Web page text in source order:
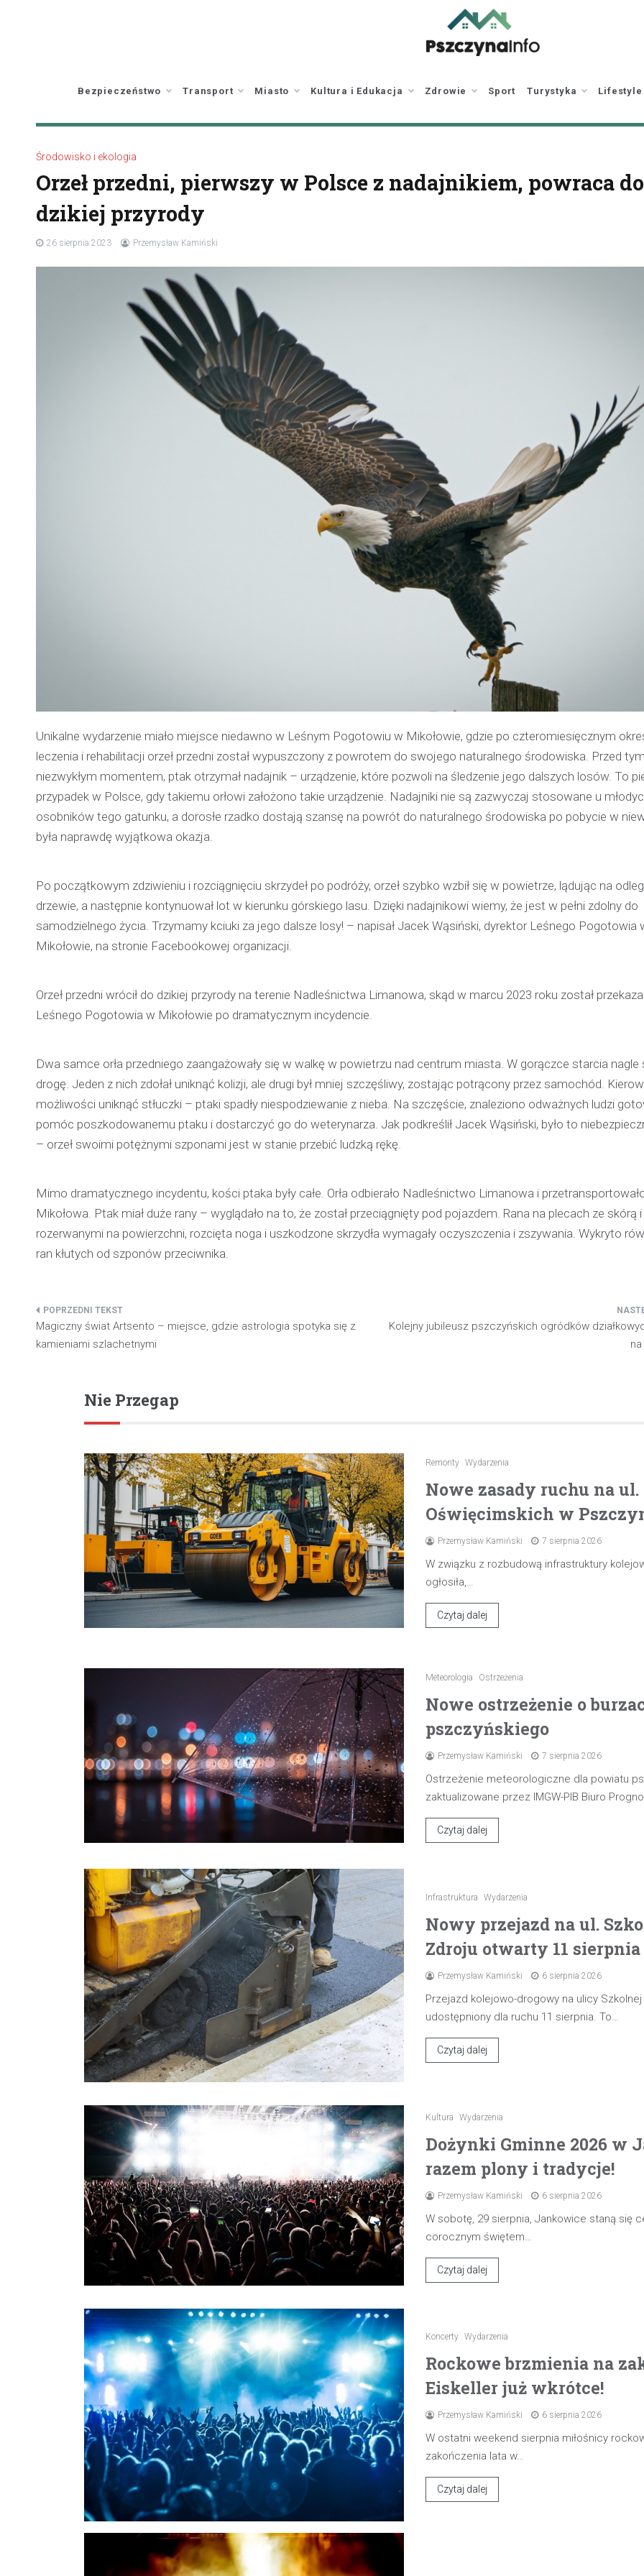
Bezpieczeństwo Transport Miasto Kultura i Edukacja Zdrowie Sport Turystyka Lifestyle
Środowisko i ekologia
Orzeł przedni, pierwszy w Polsce z nadajnikiem, powraca do
dzikiej przyrody
26 sierpnia 2023 Przemysław Kamiński
Unikalne wydarzenie miało miejsce niedawno w Leśnym Pogotowiu w Mikołowie, gdzie po czteromiesięcznym
leczenia i rehabilitacji orzeł przedni został wypuszczony z powrotem do swojego naturalnego środowiska. Przed tym
niezwykłym momentem, ptak otrzymał nadajnik – urządzenie, które pozwoli na śledzenie jego dalszych losów. To
przypadek w Polsce, gdy takiemu orłowi założono takie urządzenie. Nadajniki nie są zazwyczaj stosowane u
osobników tego gatunku, a dorosłe rzadko dostają szansę na powrót do naturalnego środowiska po pobycie w
była naprawdę wyjątkowa okazja.
Po początkowym zdziwieniu i rozciągnięciu skrzydeł po podróży, orzeł szybko wzbił się w powietrze, lądując na
drzewie, a następnie kontynuował lot w kierunku górskiego lasu. Dzięki nadajnikowi wiemy, że jest w pełni zdolny do
samodzielnego życia. Trzymamy kciuki za jego dalsze losy! – napisał Jacek Wąsiński, dyrektor Leśnego Pogotowia
Mikołowie, na stronie Facebookowej organizacji.
Orzeł przedni wrócił do dzikiej przyrody na terenie Nadleśnictwa Limanowa, skąd w marcu 2023 roku został
Leśnego Pogotowia w Mikołowie po dramatycznym incydencie.
Dwa samce orła przedniego zaangażowały się w walkę w powietrzu nad centrum miasta. W gorączce starcia nagle
drogę. Jeden z nich zdołał uniknąć kolizji, ale drugi był mniej szczęśliwy, zostając potrącony przez samochód.
możliwości uniknąć stłuczki – ptaki spadły niespodziewanie z nieba. Na szczęście, znaleziono odważnych ludzi
pomóc poszkodowanemu ptaku i dostarczyć go do weterynarza. Jak podkreślił Jacek Wąsiński, było to
– orzeł swoimi potężnymi szponami jest w stanie przebić ludzką rękę.
Mimo dramatycznego incydentu, kości ptaka były całe. Orła odbierało Nadleśnictwo Limanowa i
Mikołowa. Ptak miał duże rany – wyglądało na to, że został przeciągnięty pod pojazdem. Rana na plecach ze skórą
rozerwanymi na powierzchni, rozcięta noga i uszkodzone skrzydła wymagały oczyszczenia i zszywania. Wykryto
ran kłutych od szponów przeciwnika.
Nawigacja
wpisu
Magiczny świat Artsento – miejsce, gdzie astrologia spotyka się z
kamieniami szlachetnymi
Kolejny jubileusz pszczyńskich ogródków
bielskiej jednostki prewencji,
służbą, zauważył pojazd…
Nie Przegap
Remonty Wydarzenia
Nowe zasady ruchu na
Oświęcimskich w
Przemysław Kamiński 7 sierpnia 2026
W związku z rozbudową infrastruktury
ogłosiła,…
Czytaj dalej
Meteorologia Ostrzeżenia
Nowe ostrzeżenie o
pszczyńskiego
Przemysław Kamiński 7 sierpnia 2026
Ostrzeżenie meteorologiczne dla powiatu
zaktualizowane przez IMGW-PIB Biuro
Czytaj dalej
Infrastruktura Wydarzenia
Nowy przejazd na ul.
Zdroju otwarty 11 sierpnia
Przemysław Kamiński 6 sierpnia 2026
Przejazd kolejowo-drogowy na ulicy
udostępniony dla ruchu 11 sierpnia. To…
Czytaj dalej
Kultura Wydarzenia
Dożynki Gminne 2026 w
razem plony i tradycje!
Przemysław Kamiński 6 sierpnia 2026
W sobotę, 29 sierpnia, Jankowice staną się
corocznym świętem…
Czytaj dalej
Koncerty Wydarzenia
Rockowe brzmienia na
Eiskeller już wkrótce!
Przemysław Kamiński 6 sierpnia 2026
W ostatni weekend sierpnia miłośnicy
zakończenia lata w…
Czytaj dalej